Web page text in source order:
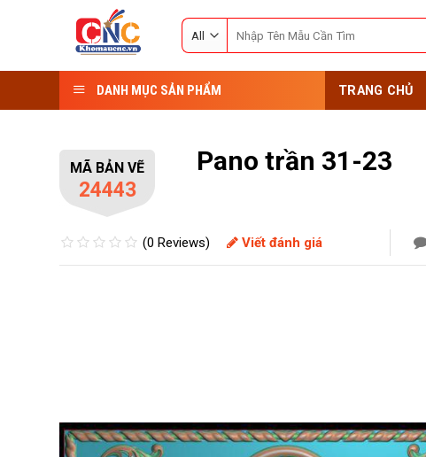
for:
DANH MỤC SẢN PHẨM TRANG CHỦ
MÃ BẢN VẼ
24443
Pano trần 31-23
(0 Reviews) Viết đánh giá